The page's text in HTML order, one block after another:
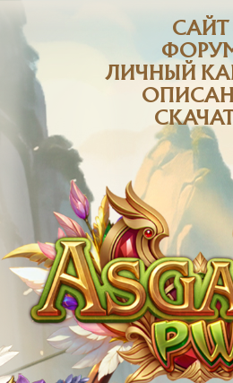
САЙТ
ЛИЧНЫЙ